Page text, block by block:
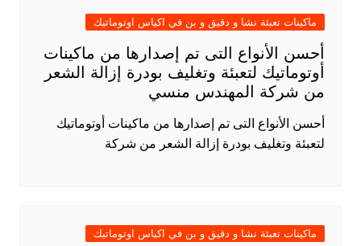
ماكينات تعبئة نشا و دقيق و بن في اكياس اوتوماتيك
أحسن الأنواع التى تم إصدارها من ماكينات
أوتوماتيك لتعبئة وتغليف بودرة إزالة الشعر
من شركة المهندس منسي
أحسن الأنواع التى تم إصدارها من ماكينات أوتوماتيك
لتعبئة وتغليف بودرة إزالة الشعر من شركة
ماكينات تعبئة نشا و دقيق و بن في اكياس اوتوماتيك